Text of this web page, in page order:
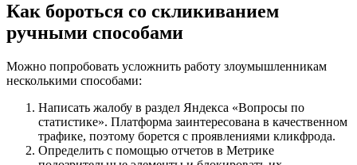
Как бороться со скликиванием
ручными способами
Можно попробовать усложнить работу злоумышленникам
несколькими способами:
Написать жалобу в раздел Яндекса «Вопросы по
статистике». Платформа заинтересована в качественном
трафике, поэтому борется с проявлениями кликфрода.
Определить с помощью отчетов в Метрике